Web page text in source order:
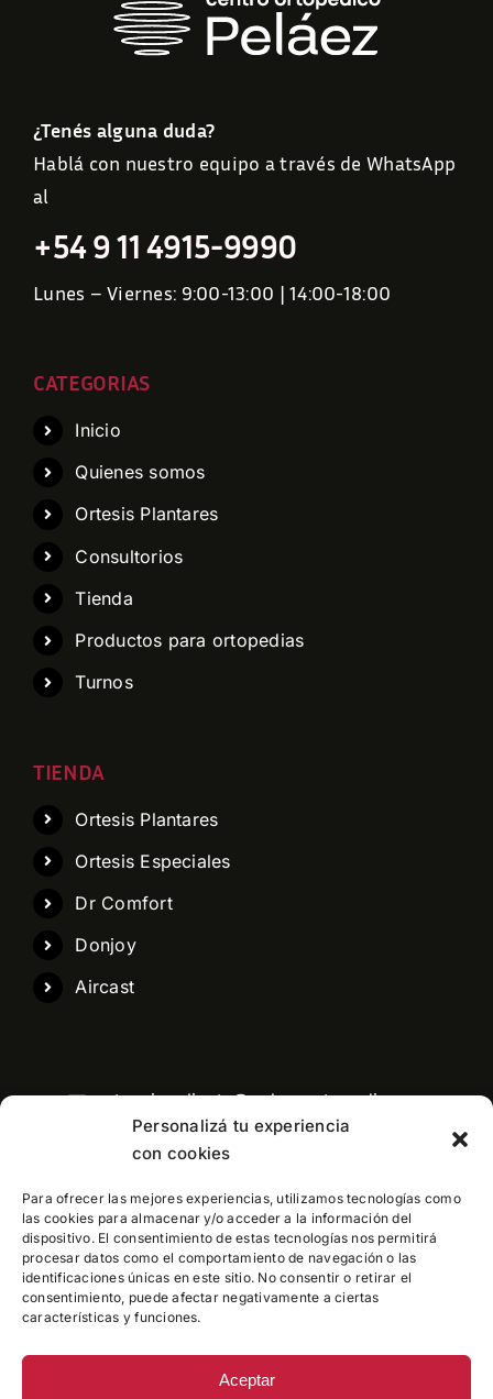
Personalizá tu experiencia
con cookies
Para ofrecer las mejores experiencias, utilizamos tecnologías como
las cookies para almacenar y/o acceder a la información del
dispositivo. El consentimiento de estas tecnologías nos permitirá
procesar datos como el comportamiento de navegación o las
identificaciones únicas en este sitio. No consentir o retirar el
consentimiento, puede afectar negativamente a ciertas
características y funciones.
Aceptar
¿Tenés alguna duda?
Hablá con nuestro equipo a través de WhatsApp
al
+54 9 11 4915-9990
Lunes – Viernes: 9:00-13:00 | 14:00-18:00
CATEGORIAS
Inicio
Quienes somos
Ortesis Plantares
Consultorios
Tienda
Productos para ortopedias
Turnos
TIENDA
Ortesis Plantares
Ortesis Especiales
Dr Comfort
Donjoy
Aircast
atencioncliente@pelaezortopedia.com
Central telefonica: 11 3991-6760